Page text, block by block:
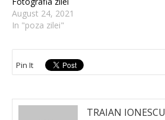
August 24, 2021
In "poza zilei"
Pin It
TRAIAN IONESCU